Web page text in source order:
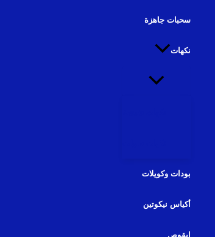
سحبات جاهزة
نكهات
بودات وكويلات
أكياس نيكوتين
ايقوص